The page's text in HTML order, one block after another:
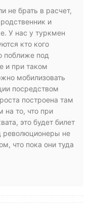
не брать в расчет,
и
У нас у туркмен
кто кого
поближе под
и при таком
мобилизовать
посредством
построена там
на то, что при
это будет билет
революционеры не
что пока они туда